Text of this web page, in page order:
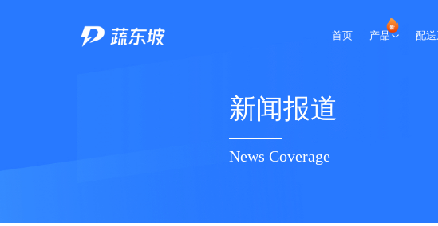
首页 产品 配
新闻报道
News Coverage